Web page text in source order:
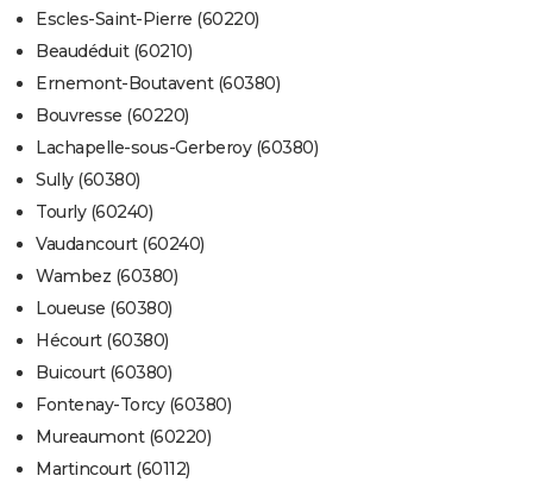
Escles-Saint-Pierre (60220)
Beaudéduit (60210)
Ernemont-Boutavent (60380)
Bouvresse (60220)
Lachapelle-sous-Gerberoy (60380)
Sully (60380)
Tourly (60240)
Vaudancourt (60240)
Wambez (60380)
Loueuse (60380)
Hécourt (60380)
Buicourt (60380)
Fontenay-Torcy (60380)
Mureaumont (60220)
Martincourt (60112)